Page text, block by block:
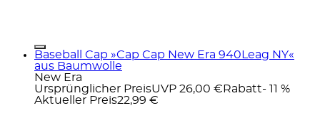
Baseball Cap »Cap Cap New Era 940Leag NY«
aus Baumwolle
New Era
Ursprünglicher PreisUVP 26,00 € Rabatt- 11 %
Aktueller Preis22,99 €